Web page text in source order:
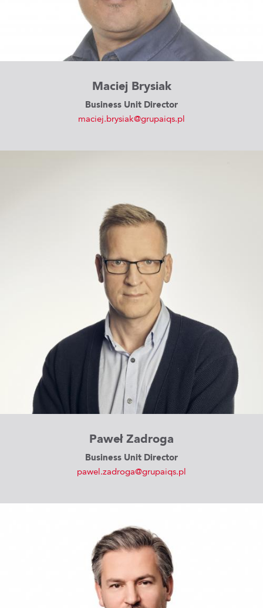
Maciej Brysiak
Business Unit Director
maciej.brysiak@grupaiqs.pl
Paweł Zadroga
Business Unit Director
pawel.zadroga@grupaiqs.pl